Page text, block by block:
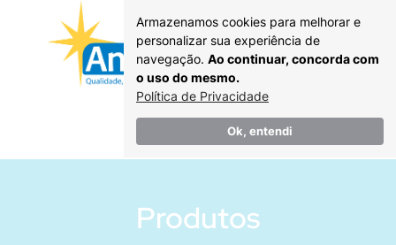
Armazenamos cookies para melhorar e
personalizar sua experiência de
navegação. Ao continuar, concorda com
o uso do mesmo.
Política de Privacidade
Ok, entendi
Produtos